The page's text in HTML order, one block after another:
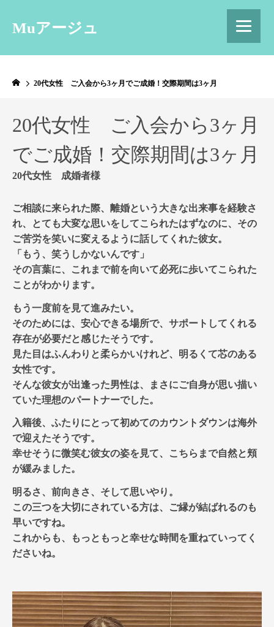
Muアージュ
20代女性 ご入会から3ヶ月でご成婚！交際期間は3ヶ月
20代女性 ご入会から3ヶ月
でご成婚！交際期間は3ヶ月
20代女性 成婚者様
ご相談に来られた際、離婚という大きな出来事を経験さ
れ、とても大変な思いをしてこられたはずなのに、その
ご苦労を笑いに変えるように話してくれた彼女。
「もう、笑うしかないんです」
その言葉に、これまで前を向いて必死に歩いてこられた
ことがわかります。
もう一度前を見て進みたい。
そのためには、安心できる場所で、サポートしてくれる
存在が必要だと感じたそうです。
見た目はふんわりと柔らかいけれど、明るくて芯のある
女性です。
そんな彼女が出逢った男性は、まさにご自身が思い描い
ていた理想のパートナーでした。
入籍後、ふたりにとって初めてのカウントダウンは海外
で迎えたそうです。
幸せそうに微笑む彼女の姿を見て、こちらまで自然と頬
が緩みました。
明るさ、前向きさ、そして思いやり。
この三つを大切にされている方は、ご縁が結ばれるのも
早いですね。
これからも、もっともっと幸せな時間を重ねていってく
ださいね。